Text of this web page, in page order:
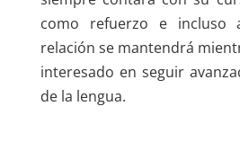
como refuerzo e incluso
relación se mantendrá
interesado en seguir
de la lengua.